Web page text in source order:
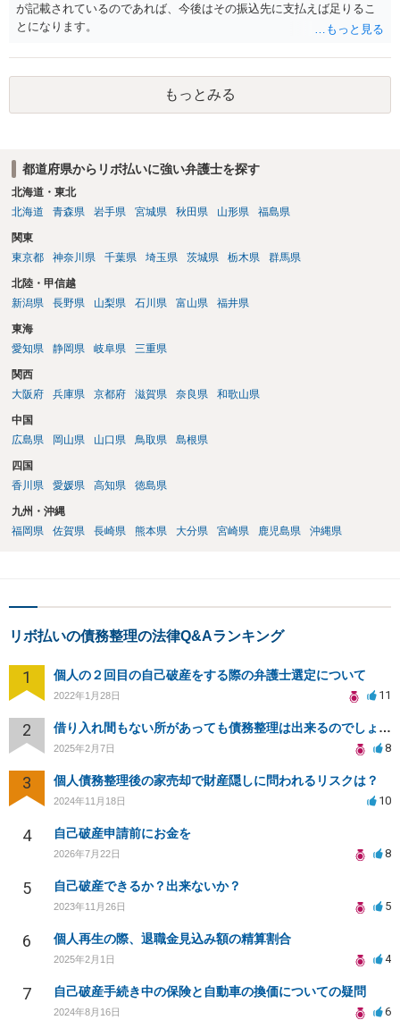
が記載されているのであれば、今後はその振込先に支払えば足りるこ
とになります。
もっとみる
都道府県からリボ払いに強い弁護士を探す
北海道・東北
北海道
青森県 岩手県 宮城県 秋田県 山形県 福島県
関東
東京都
神奈川県 千葉県 埼玉県 茨城県 栃木県 群馬県
北陸・甲信越
新潟県
長野県 山梨県 石川県 富山県 福井県
東海
愛知県
静岡県 岐阜県 三重県
関西
大阪府
兵庫県 京都府 滋賀県 奈良県 和歌山県
中国
広島県
岡山県 山口県 鳥取県 島根県
四国
香川県
愛媛県 高知県 徳島県
九州・沖縄
福岡県
佐賀県 長崎県 熊本県 大分県 宮崎県 鹿児島県 沖縄県
リボ払いの債務整理の法律Q&Aランキング
1 個人の２回目の自己破産をする際の弁護士選定について
2022年1月28日 11
2 借り入れ間もない所があっても債務整理は出来るのでしょうか？
2025年2月7日 8
3 個人債務整理後の家売却で財産隠しに問われるリスクは？
2024年11月18日 10
4 自己破産申請前にお金を
2026年7月22日 8
5 自己破産できるか？出来ないか？
2023年11月26日 5
6 個人再生の際、退職金見込み額の精算割合
2025年2月1日 4
7 自己破産手続き中の保険と自動車の換価についての疑問
2024年8月16日 6